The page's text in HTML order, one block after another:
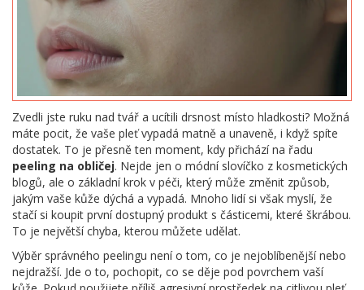
Zvedli jste ruku nad tvář a ucítili drsnost místo hladkosti? Možná
máte pocit, že vaše pleť vypadá matně a unaveně, i když spíte
dostatek. To je přesně ten moment, kdy přichází na řadu
peeling na obličej. Nejde jen o módní slovíčko z kosmetických
blogů, ale o základní krok v péči, který může změnit způsob,
jakým vaše kůže dýchá a vypadá. Mnoho lidí si však myslí, že
stačí si koupit první dostupný produkt s částicemi, které škrábou.
To je největší chyba, kterou můžete udělat.
Výběr správného peelingu není o tom, co je nejoblíbenější nebo
nejdražší. Jde o to, pochopit, co se děje pod povrchem vaší